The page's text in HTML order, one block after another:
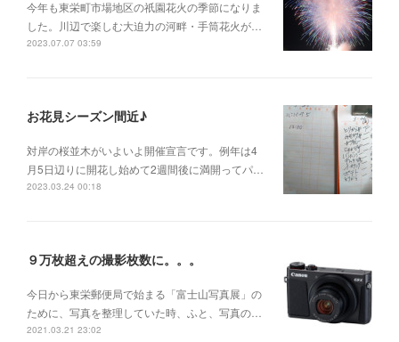
今年も東栄町市場地区の祇園花火の季節になりま
した。川辺で楽しむ大迫力の河畔・手筒花火が…
2023.07.07 03:59
お花見シーズン間近♪
対岸の桜並木がいよいよ開催宣言です。例年は4
月5日辺りに開花し始めて2週間後に満開ってパ…
2023.03.24 00:18
９万枚超えの撮影枚数に。。。
今日から東栄郵便局で始まる「富士山写真展」の
ために、写真を整理していた時、ふと、写真の…
2021.03.21 23:02